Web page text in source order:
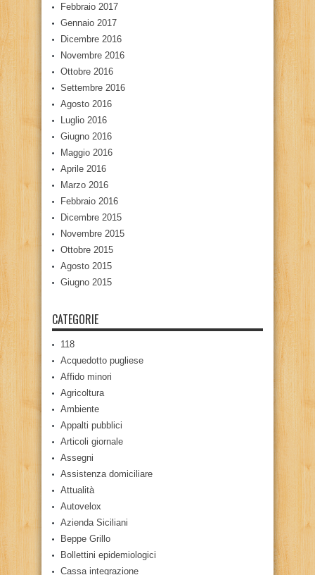
Febbraio 2017
Gennaio 2017
Dicembre 2016
Novembre 2016
Ottobre 2016
Settembre 2016
Agosto 2016
Luglio 2016
Giugno 2016
Maggio 2016
Aprile 2016
Marzo 2016
Febbraio 2016
Dicembre 2015
Novembre 2015
Ottobre 2015
Agosto 2015
Giugno 2015
CATEGORIE
118
Acquedotto pugliese
Affido minori
Agricoltura
Ambiente
Appalti pubblici
Articoli giornale
Assegni
Assistenza domiciliare
Attualità
Autovelox
Azienda Siciliani
Beppe Grillo
Bollettini epidemiologici
Cassa integrazione